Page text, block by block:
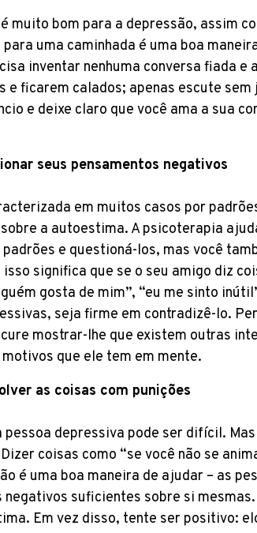
muito bom para a depressão, assim
uma caminhada é uma boa
inventar nenhuma conversa fiada e
e ficarem calados; apenas escute sem
e deixe claro que você ama a sua
seus pensamentos negativos
em muitos casos por
a autoestima. A psicoterapia
e questioná-los, mas você
significa que se o seu amigo diz
gosta de mim”, “eu me sinto
seja firme em contradizê-lo.
mostrar-lhe que existem outras
que ele tem em mente.
as coisas com punições
pessoa depressiva pode ser difícil.
coisas como “se você não se
é uma boa maneira de ajudar – as
negativos suficientes sobre si
Em vez disso, tente ser positivo: